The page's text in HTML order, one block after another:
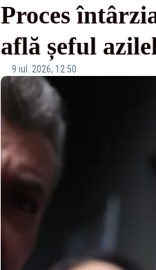
Proces
află șeful
9 iul. 2026, 12:50